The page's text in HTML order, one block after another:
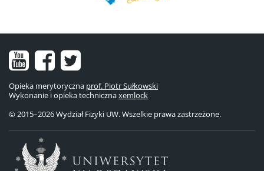
Nasz
kanał
na
YouTube
Nasz
fanpage
na
Facebooku
Nasze
konto
na
Twitterze
Opieka merytoryczna prof. Piotr Sułkowski
Wykonanie i opieka technicznaxemlock
© 2015–2026 Wydział Fizyki UW. Wszelkie prawa zastrzeżone.